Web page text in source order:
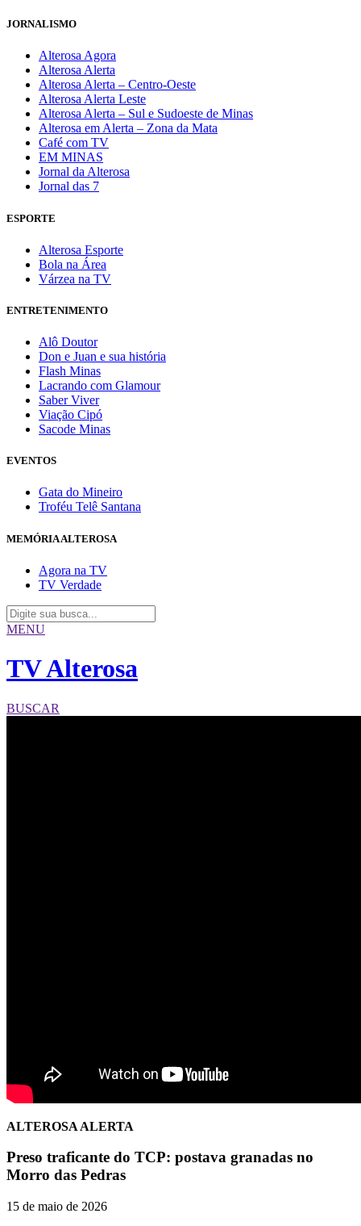
JORNALISMO
Alterosa Agora
Alterosa Alerta
Alterosa Alerta – Centro-Oeste
Alterosa Alerta Leste
Alterosa Alerta – Sul e Sudoeste de Minas
Alterosa em Alerta – Zona da Mata
Café com TV
EM MINAS
Jornal da Alterosa
Jornal das 7
ESPORTE
Alterosa Esporte
Bola na Área
Várzea na TV
ENTRETENIMENTO
Alô Doutor
Don e Juan e sua história
Flash Minas
Lacrando com Glamour
Saber Viver
Viação Cipó
Sacode Minas
EVENTOS
Gata do Mineiro
Troféu Telê Santana
MEMÓRIA ALTEROSA
Agora na TV
TV Verdade
MENU
TV Alterosa
BUSCAR
ALTEROSA ALERTA
Preso traficante do TCP: postava granadas no
Morro das Pedras
15 de maio de 2026